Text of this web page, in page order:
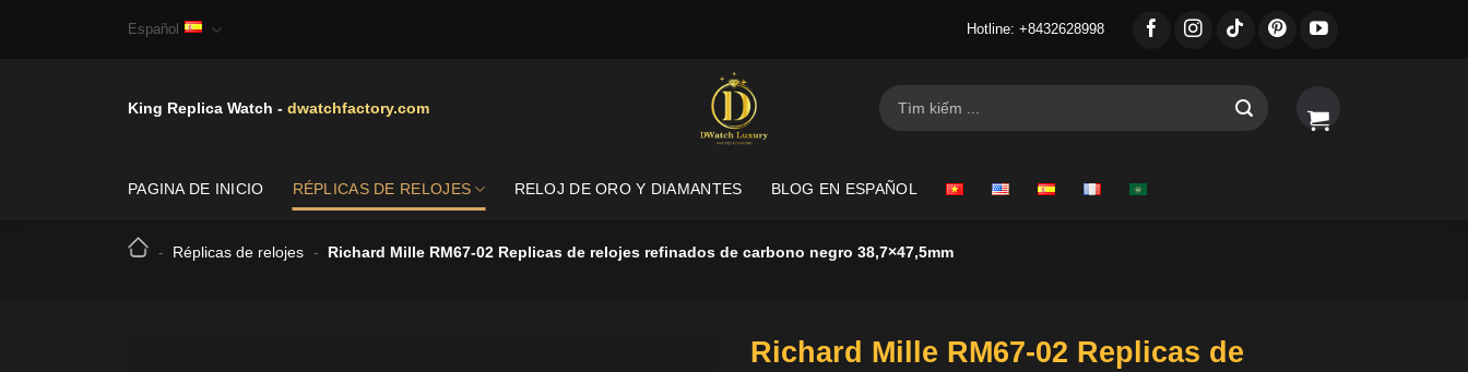
Español Hotline: +8432628998
King Replica Watch - dwatchfactory.com
Buscar
por:
PAGINA DE INICIO RÉPLICAS DE RELOJES RELOJ DE ORO Y DIAMANTES BLOG EN ESPAÑOL
- Réplicas de relojes - Richard Mille RM67-02 Replicas de relojes refinados de carbono negro 38,7×47,5mm
Richard Mille RM67-02 Replicas de